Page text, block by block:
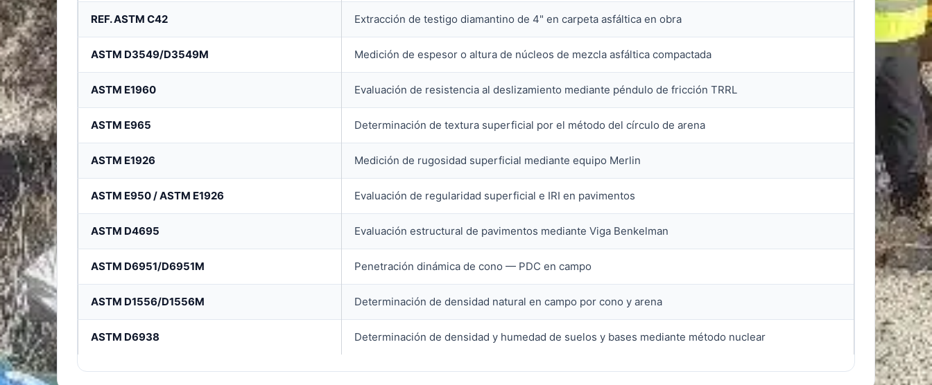
REF. ASTM C42 Extracción de testigo diamantino de 4" en carpeta asfáltica en obra
ASTM D3549/D3549M Medición de espesor o altura de núcleos de mezcla asfáltica compactada
ASTM E1960 Evaluación de resistencia al deslizamiento mediante péndulo de fricción TRRL
ASTM E965 Determinación de textura superficial por el método del círculo de arena
ASTM E1926 Medición de rugosidad superficial mediante equipo Merlin
ASTM E950 / ASTM E1926 Evaluación de regularidad superficial e IRI en pavimentos
ASTM D4695 Evaluación estructural de pavimentos mediante Viga Benkelman
ASTM D6951/D6951M Penetración dinámica de cono — PDC en campo
ASTM D1556/D1556M Determinación de densidad natural en campo por cono y arena
ASTM D6938 Determinación de densidad y humedad de suelos y bases mediante método nuclear